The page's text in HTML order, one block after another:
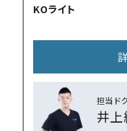
KOライト
担当ド
井上